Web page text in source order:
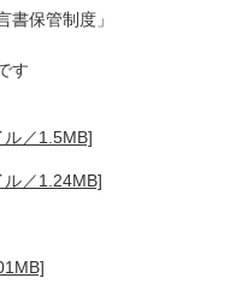
書保管制度」
す
／1.5MB]
／1.24MB]